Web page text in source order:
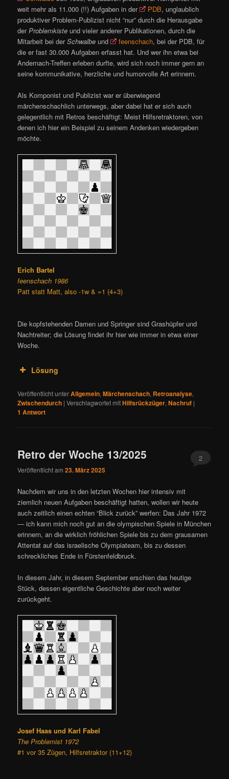
weit mehr als 11.000 (!!) Aufgaben in der
PDB, unglaublich
produktiver Problem-Publizist nicht “nur” durch die Herausgabe
derProblemkiste und vieler anderer Publikationen, durch die
Mitarbeit bei derSchwalbe und feenschach, bei der PDB, für
die er fast 30.000 Aufgaben erfasst hat. Und wer ihn etwa bei
Andernach-Treffen erleben durfte, wird sich noch immer gern an
seine kommunikative, herzliche und humorvolle Art erinnern.
Als Komponist und Publizist war er überwiegend
märchenschachlich unterwegs, aber dabei hat er sich auch
gelegentlich mit Retros beschäftigt: Meist Hilfsretraktoren, von
denen ich hier ein Beispiel zu seinem Andenken wiedergeben
möchte.
Erich Bartel
feenschach 1986
Patt statt Matt, also -1w & =1 (4+3)
Die kopfstehenden Damen und Springer sind Grashüpfer und
Nachtreiter; die Lösung findet ihr hier wie immer in etwa einer
Woche.
Lösung
Veröffentlicht unterAllgemein,Märchenschach, Retroanalyse,
Zwischendurch |Verschlagwortet mitHilfsrückzüger,Nachruf |
1 Antwort
Retro der Woche 13/2025
Veröffentlicht am23. März 2025
2
Nachdem wir uns in den letzten Wochen hier intensiv mit
ziemlich neuen Aufgaben beschäftigt hatten, wollen wir heute
auch zeitlich einen echten “Blick zurück” werfen: Das Jahr 1972
— ich kann mich noch gut an die olympischen Spiele in München
erinnern, an die wirklich fröhlichen Spiele bis zu dem grausamen
Attentat auf das israelische Olympiateam, bis zu dessen
schreckliches Ende in Fürstenfeldbruck.
In diesem Jahr, in diesem September erschien das heutige
Stück, dessen eigentliche Geschichte aber noch weiter
zurückgeht.
Josef Haas und Karl Fabel
The Problemist 1972
#1 vor 35 Zügen, Hilfsretraktor (11+12)